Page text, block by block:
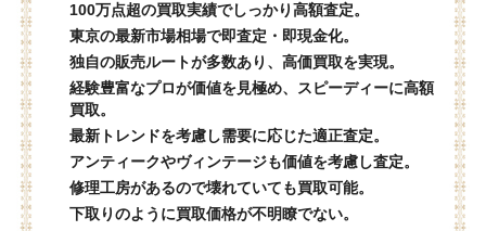
100万点超の買取実績でしっかり高額査定。
東京の最新市場相場で即査定・即現金化。
独自の販売ルートが多数あり、高価買取を実現。
経験豊富なプロが価値を見極め、スピーディーに高額
買取。
最新トレンドを考慮し需要に応じた適正査定。
アンティークやヴィンテージも価値を考慮し査定。
修理工房があるので壊れていても買取可能。
下取りのように買取価格が不明瞭でない。